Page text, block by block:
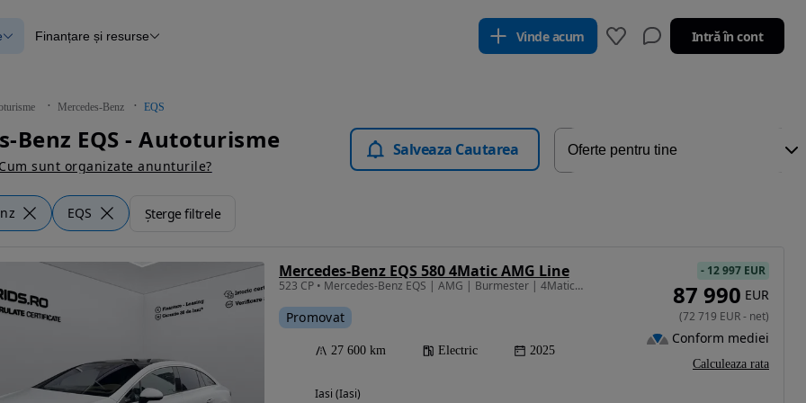
verificate
Blog Autovit.ro
Finanțare și resurse Vinde acum Intră în cont
Mercedes-Benz EQS
Benz EQS - Autoturisme
Cum sunt organizate anunturile?
Salveaza Cautarea
EQS Șterge filtrele
Mercedes-Benz EQS 580 4Matic AMG Line
523 CP • Mercedes-Benz EQS | AMG | Burmester | 4Matic| Garantie | Leasing |
Promovat
27 600 km Electric 2025
Iasi (Iasi)
- 12 997 EUR
87 990 EUR
(72 719 EUR- net)
Conform mediei
Calculeaza rata